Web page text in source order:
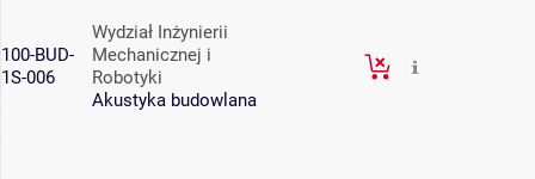
100-BUD-
1S-006
Wydział Inżynierii
Mechanicznej i
Robotyki
Akustyka budowlana